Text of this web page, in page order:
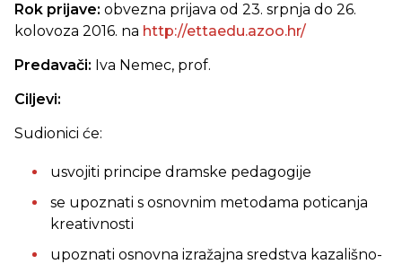
Rok prijave: obvezna prijava od 23. srpnja do 26.
kolovoza 2016. na http://ettaedu.azoo.hr/
Predavači: Iva Nemec, prof.
Ciljevi:
Sudionici će:
usvojiti principe dramske pedagogije
se upoznati s osnovnim metodama poticanja
kreativnosti
upoznati osnovna izražajna sredstva kazališno-